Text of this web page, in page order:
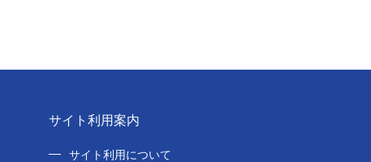
サイト利用案内
サイト利用について